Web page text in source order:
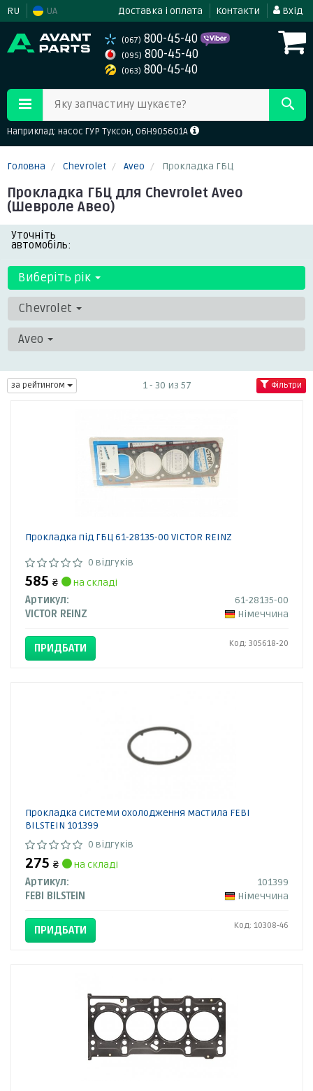
RU UA Доставка і оплата Контакти Вхід
(067) 800-45-40
(095) 800-45-40
(063) 800-45-40
Яку запчастину шукаєте?
Наприклад: насос ГУР Туксон, 06H905601A
Головна Chevrolet Aveo Прокладка ГБЦ
Прокладка ГБЦ для Chevrolet Aveo
(Шевроле Авео)
Уточніть
автомобіль:
Виберіть рік
Chevrolet
Aveo
за рейтингом 1 - 30 из 57 Фільтри
Прокладка під ГБЦ 61-28135-00 VICTOR REINZ
0 відгуків
585 ₴
на складі
Артикул:
61-28135-00
VICTOR REINZ
Німеччина
ПРИДБАТИ Код: 305618-20
Прокладка системи охолодження мастила FEBI
BILSTEIN 101399
0 відгуків
275 ₴
на складі
Артикул:
101399
FEBI BILSTEIN
Німеччина
ПРИДБАТИ Код: 10308-46